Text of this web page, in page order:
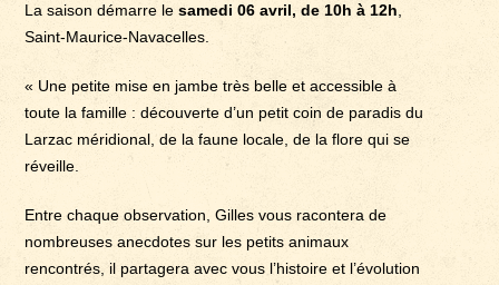
La saison démarre lesamedi 06 avril, de 10h à 12h,
Saint-Maurice-Navacelles.
« Une petite mise en jambe très belle et accessible à
toute la famille : découverte d’un petit coin de paradis du
Larzac méridional, de la faune locale, de la flore qui se
réveille.
Entre chaque observation, Gilles vous racontera de
nombreuses anecdotes sur les petits animaux
rencontrés, il partagera avec vous l’histoire et l’évolution